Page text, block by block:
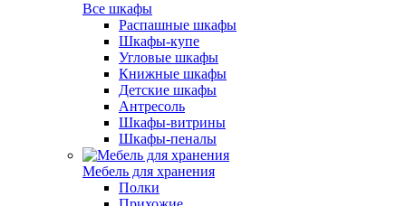
Все шкафы
Распашные шкафы
Шкафы-купе
Угловые шкафы
Книжные шкафы
Детские шкафы
Антресоль
Шкафы-витрины
Шкафы-пеналы
Мебель для хранения
Полки